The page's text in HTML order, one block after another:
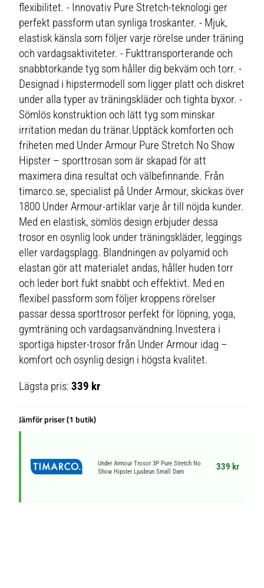
flexibilitet. - Innovativ Pure Stretch-teknologi ger
perfekt passform utan synliga troskanter. - Mjuk,
elastisk känsla som följer varje rörelse under träning
och vardagsaktiviteter. - Fukttransporterande och
snabbtorkande tyg som håller dig bekväm och torr. -
Designad i hipstermodell som ligger platt och diskret
under alla typer av träningskläder och tighta byxor. -
Sömlös konstruktion och lätt tyg som minskar
irritation medan du tränar.Upptäck komforten och
friheten med Under Armour Pure Stretch No Show
Hipster – sporttrosan som är skapad för att
maximera dina resultat och välbefinnande. Från
timarco.se, specialist på Under Armour, skickas över
1800 Under Armour-artiklar varje år till nöjda kunder.
Med en elastisk, sömlös design erbjuder dessa
trosor en osynlig look under träningskläder, leggings
eller vardagsplagg. Blandningen av polyamid och
elastan gör att materialet andas, håller huden torr
och leder bort fukt snabbt och effektivt. Med en
flexibel passform som följer kroppens rörelser
passar dessa sporttrosor perfekt för löpning, yoga,
gymträning och vardagsanvändning.Investera i
sportiga hipster-trosor från Under Armour idag –
komfort och osynlig design i högsta kvalitet.
Lägsta pris:339 kr
Jämför priser (1 butik)
Under Armour Trosor 3P Pure Stretch No
Show Hipster Ljusbrun Small Dam
339 kr